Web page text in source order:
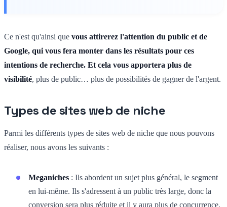
Ce n'est qu'ainsi que vous attirerez l'attention du public et de
Google, qui vous fera monter dans les résultats pour ces
intentions de recherche. Et cela vous apportera plus de
visibilité, plus de public… plus de possibilités de gagner de l'argent.
Types de sites web de niche
Parmi les différents types de sites web de niche que nous pouvons
réaliser, nous avons les suivants :
Meganiches : Ils abordent un sujet plus général, le segment
en lui-même. Ils s'adressent à un public très large, donc la
conversion sera plus réduite et il y aura plus de concurrence.